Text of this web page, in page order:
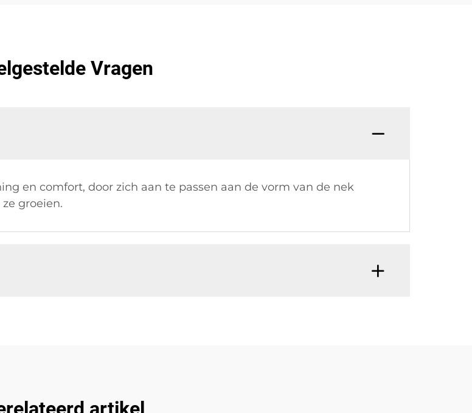
Vragen
en comfort, door zich aan te passen aan de vorm van de nek
groeien.